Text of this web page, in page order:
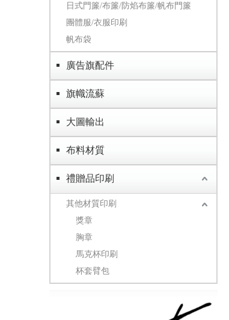
日式門簾/布簾/防焰布簾/帆布門簾
團體服/衣服印刷
帆布袋
廣告旗配件
旗幟流蘇
大圖輸出
布料材質
禮贈品印刷
其他材質印刷
獎章
胸章
馬克杯印刷
杯套臂包